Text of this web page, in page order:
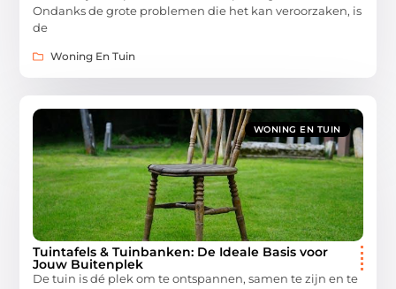
Ondanks de grote problemen die het kan veroorzaken, is
de
Woning En Tuin
WONING EN TUIN
Tuintafels & Tuinbanken: De Ideale Basis voor
Jouw Buitenplek
De tuin is dé plek om te ontspannen, samen te zijn en te